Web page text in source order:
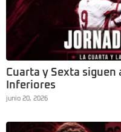
Cuarta y Sexta
Inferiores
junio 20, 2026